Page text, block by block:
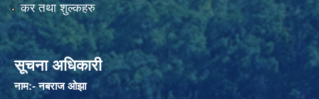
कर तथा शुल्कहरु
सूचना अधिकारी
नाम:- नबराज ओझा